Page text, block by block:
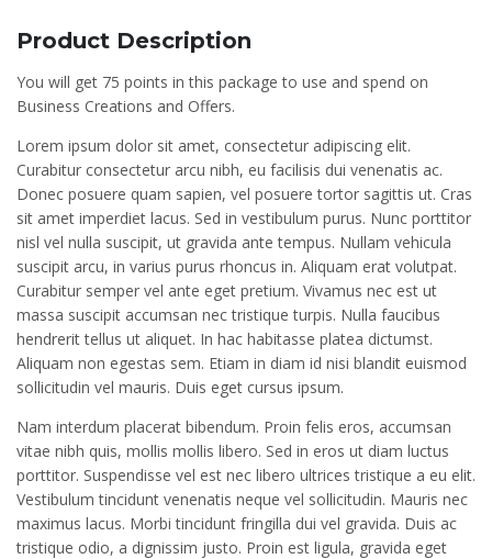
Product Description
You will get 75 points in this package to use and spend on
Business Creations and Offers.
Lorem ipsum dolor sit amet, consectetur adipiscing elit.
Curabitur consectetur arcu nibh, eu facilisis dui venenatis ac.
Donec posuere quam sapien, vel posuere tortor sagittis ut. Cras
sit amet imperdiet lacus. Sed in vestibulum purus. Nunc porttitor
nisl vel nulla suscipit, ut gravida ante tempus. Nullam vehicula
suscipit arcu, in varius purus rhoncus in. Aliquam erat volutpat.
Curabitur semper vel ante eget pretium. Vivamus nec est ut
massa suscipit accumsan nec tristique turpis. Nulla faucibus
hendrerit tellus ut aliquet. In hac habitasse platea dictumst.
Aliquam non egestas sem. Etiam in diam id nisi blandit euismod
sollicitudin vel mauris. Duis eget cursus ipsum.
Nam interdum placerat bibendum. Proin felis eros, accumsan
vitae nibh quis, mollis mollis libero. Sed in eros ut diam luctus
porttitor. Suspendisse vel est nec libero ultrices tristique a eu elit.
Vestibulum tincidunt venenatis neque vel sollicitudin. Mauris nec
maximus lacus. Morbi tincidunt fringilla dui vel gravida. Duis ac
tristique odio, a dignissim justo. Proin est ligula, gravida eget